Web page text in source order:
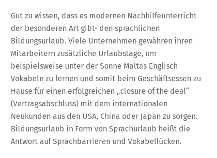
Gut zu wissen, dass es modernen Nachhilfeunterricht
der besonderen Art gibt- den sprachlichen
Bildungsurlaub. Viele Unternehmen gewähren ihren
Mitarbeitern zusätzliche Urlaubstage, um
beispielsweise unter der Sonne Maltas Englisch
Vokabeln zu lernen und somit beim Geschäftsessen zu
Hause für einen erfolgreichen „closure of the deal“
(Vertragsabschluss) mit dem internationalen
Neukunden aus den USA, China oder Japan zu sorgen.
Bildungsurlaub in Form von Sprachurlaub heißt die
Antwort auf Sprachbarrieren und Vokabellücken.